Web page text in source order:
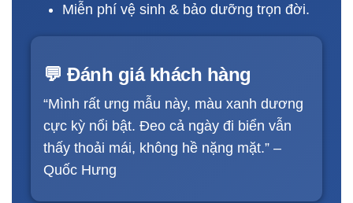
Miễn phí vệ sinh & bảo dưỡng trọn đời.
💬 Đánh giá khách hàng
“Mình rất ưng mẫu này, màu xanh dương
cực kỳ nổi bật. Đeo cả ngày đi biển vẫn
thấy thoải mái, không hề nặng mặt.” –
Quốc Hưng